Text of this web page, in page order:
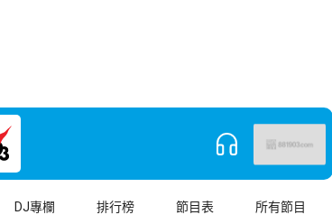
DJ專欄 排行榜 節目表 所有節目